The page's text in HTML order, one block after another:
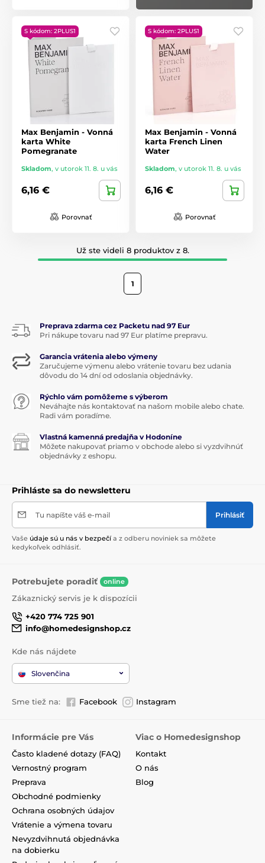
S kódom: 2PLUS1
Max Benjamin - Vonná
karta White
Pomegranate
Skladom, v utorok 11. 8. u vás
6,16 €
Porovnať
S kódom: 2PLUS1
Max Benjamin - Vonná
karta French Linen
Water
Skladom, v utorok 11. 8. u vás
6,16 €
Porovnať
Už ste videli 8 produktov z 8.
1
Preprava zdarma cez Packetu nad 97 Eur
Pri nákupe tovaru nad 97 Eur platíme prepravu.
Garancia vrátenia alebo výmeny
Zaručujeme výmenu alebo vrátenie tovaru bez udania
dôvodu do 14 dní od odoslania objednávky.
Rýchlo vám pomôžeme s výberom
Neváhajte nás kontaktovať na našom mobile alebo chate.
Radi vám poradíme.
Vlastná kamenná predajňa v Hodoníne
Môžete nakupovať priamo v obchode alebo si vyzdvihnúť
objednávky z eshopu.
Prihláste sa do newsletteru
Tu napíšte váš e-mail Prihlásiť
Vaše údaje sú u nás v bezpečí a z odberu noviniek sa môžete
kedykoľvek odhlásiť.
Potrebujete poradiť online
Zákaznický servis je k dispozícii
+420 774 725 901
info@homedesignshop.cz
Kde nás nájdete
Slovenčina
Sme tiež na: Facebook Instagram
Informácie pre Vás
Často kladené dotazy (FAQ)
Vernostný program
Preprava
Obchodné podmienky
Ochrana osobných údajov
Vrátenie a výmena tovaru
Nevyzdvihnutá objednávka
na dobierku
Viac o Homedesignshop
Kontakt
O nás
Blog